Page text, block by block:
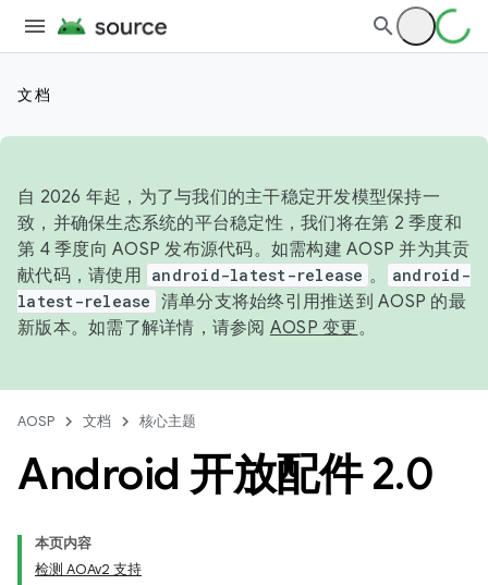
文档
自 2026 年起，为了与我们的主干稳定开发模型保持一
致，并确保生态系统的平台稳定性，我们将在第 2 季度和
第 4 季度向 AOSP 发布源代码。如需构建 AOSP 并为其贡
献代码，请使用 android-latest-release 。
android-
latest-release 清单分支将始终引用推送到 AOSP 的最
新版本。如需了解详情，请参阅 AOSP 变更。
AOSP 文档 核心主题
Android 开放配件 2.0
本页内容
检测 AOAv2 支持